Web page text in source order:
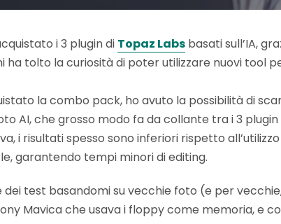
i 3 plugin di Topaz Labs basati sull’IA,
ha tolto la curiosità di poter utilizzare nuovi tool
la combo pack, ho avuto la possibilità di
AI, che grosso modo fa da collante tra i 3
i risultati spesso sono inferiori rispetto
garantendo tempi minori di editing.
dei test basandomi su vecchie foto (e per
Mavica che usava i floppy come memoria, e